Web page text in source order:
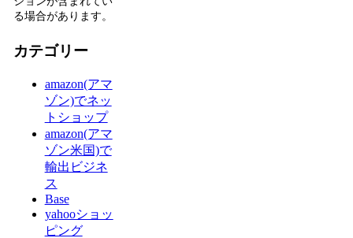
る場合があります。
カテゴリー
amazon(アマ
ゾン)でネッ
トショップ
amazon(アマ
ゾン米国)で
輸出ビジネ
ス
Base
yahooショッ
ピング